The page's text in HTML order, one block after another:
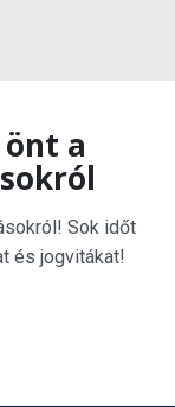
a
Sok időt
és jogvitákat!